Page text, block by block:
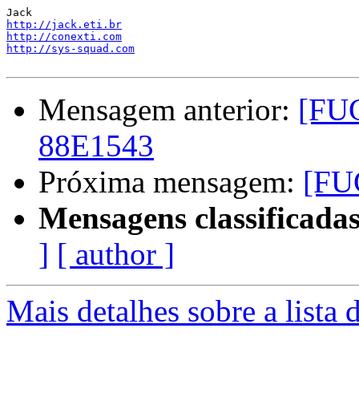
http://jack.eti.br
http://conexti.com
http://sys-squad.com
Mensagem anterior:
88E1543
Próxima mensagem:
Mensagens
] [ author ]
Mais detalhes sobre a lista